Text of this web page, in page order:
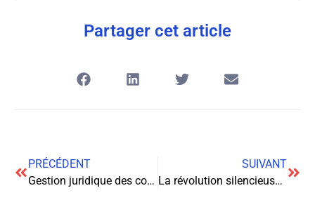
Partager cet article
PRÉCÉDENT
Gestion juridique des concessions funéraires : cadre légal et enjeux pratiques
SUIVANT
La révolution silencieuse du droit de la copropriété : ce qui change en 2025